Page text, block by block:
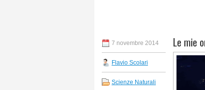
7 novembre 2014
Flavio Scolari
Scienze Naturali
Le mie